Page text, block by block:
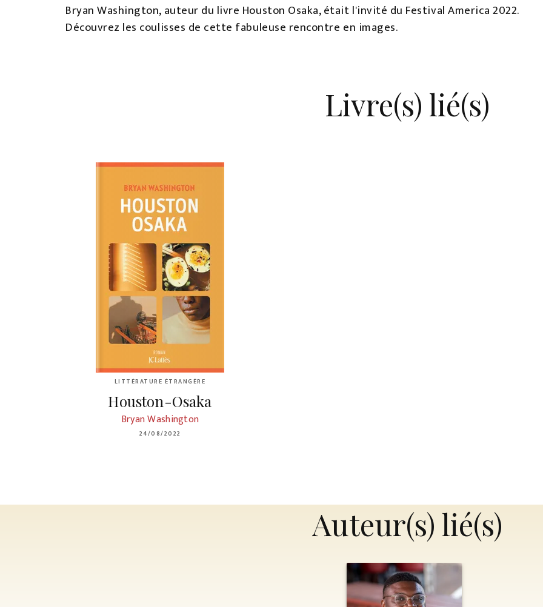
Bryan Washington, auteur du livre Houston Osaka, était l'invité du Festival America 2022.
Découvrez les coulisses de cette fabuleuse rencontre en images.
Livre(s) lié(s)
LITTÉRATURE ÉTRANGÈRE
Houston-Osaka
Bryan Washington
24/08/2022
Auteur(s) lié(s)